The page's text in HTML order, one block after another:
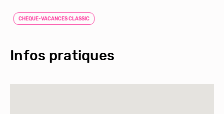
CHEQUE-VACANCES CLASSIC
Infos pratiques